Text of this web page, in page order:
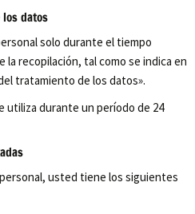
los datos
solo durante el tiempo
recopilación, tal como se indica en
tratamiento de los datos».
utiliza durante un período de 24
usted tiene los siguientes